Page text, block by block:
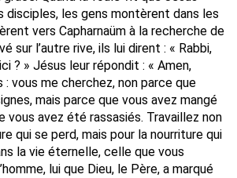
disciples, les gens montèrent dans les
vers Capharnaüm à la recherche de
sur l’autre rive, ils lui dirent : « Rabbi,
? » Jésus leur répondit : « Amen,
: vous me cherchez, non parce que
mais parce que vous avez mangé
vous avez été rassasiés. Travaillez non
qui se perd, mais pour la nourriture qui
la vie éternelle, celle que vous
lui que Dieu, le Père, a marqué